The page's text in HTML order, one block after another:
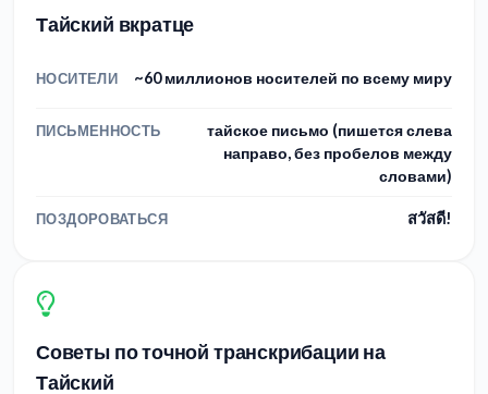
Тайский вкратце
НОСИТЕЛИ ~60 миллионов носителей по всему миру
ПИСЬМЕННОСТЬ
тайское письмо (пишется слева
направо, без пробелов между
словами)
ПОЗДОРОВАТЬСЯ สวัสดี!
Советы по точной транскрибации на
Тайский